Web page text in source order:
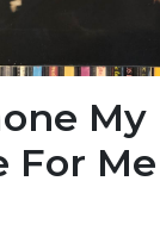
My
For Me